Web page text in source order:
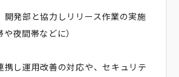
開発部と協力しリリース作業の実施
夜間帯などに）
携し運用改善の対応や、セキュリテ